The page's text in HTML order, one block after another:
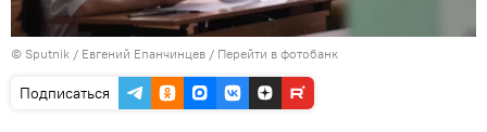
© Sputnik / Евгений Епанчинцев / Перейти в фотобанк
Подписаться